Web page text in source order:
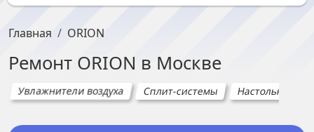
Главная ORION
Ремонт ORION в Москве
Увлажнители воздуха Сплит-системы Настольные